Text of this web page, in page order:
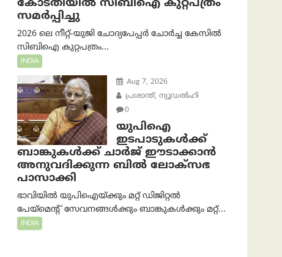
കോടതിയില്‍ സിബിഐ കുറ്റപത്രം
സമര്‍പ്പിച്ചു
2026 ലെ നീറ്റ്-യുജി ചോദ്യപേപ്പർ ചോർച്ച കേസിൽ
സിബിഐ കുറ്റപത്രം...
INDIA
Aug 7, 2026
പ്രശാന്ത്, ന്യൂഡല്‍ഹി
0
യുപിഐ
ഇടപാടുകൾക്ക്
ബാങ്കുകൾക്ക് ചാർജ് ഈടാക്കാൻ
അനുവദിക്കുന്ന ബിൽ ലോക്‌സഭ
പാസാക്കി
ഭാവിയിൽ യുപിഐയ്ക്കും മറ്റ് ഡിജിറ്റൽ
പേയ്‌മെന്റ് സേവനങ്ങൾക്കും ബാങ്കുകൾക്കും മറ്റ്...
INDIA